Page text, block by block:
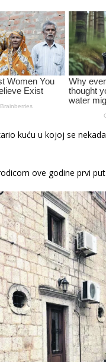
kuću u kojoj se
ove godine prvi